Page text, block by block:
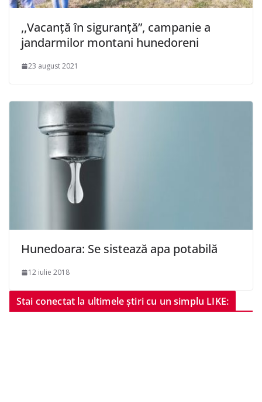
,,Vacanță în siguranță”, campanie a
jandarmilor montani hunedoreni
23 august 2021
Hunedoara: Se sistează apa potabilă
12 iulie 2018
Stai conectat la ultimele știri cu un simplu LIKE: